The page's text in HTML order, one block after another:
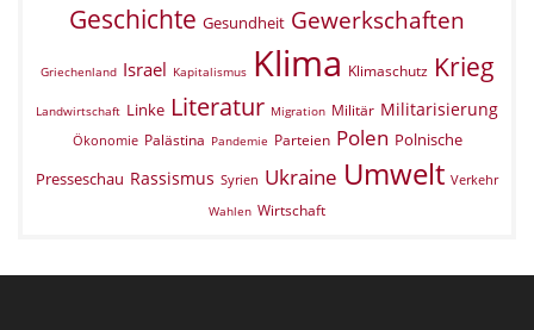
Geschichte Gesundheit Gewerkschaften
Griechenland Israel Kapitalismus Klima Klimaschutz Krieg
Landwirtschaft Linke Literatur Migration Militär Militarisierung
Ökonomie Palästina Pandemie Parteien Polen Polnische
Presseschau Rassismus Syrien Ukraine Umwelt Verkehr
Wahlen Wirtschaft